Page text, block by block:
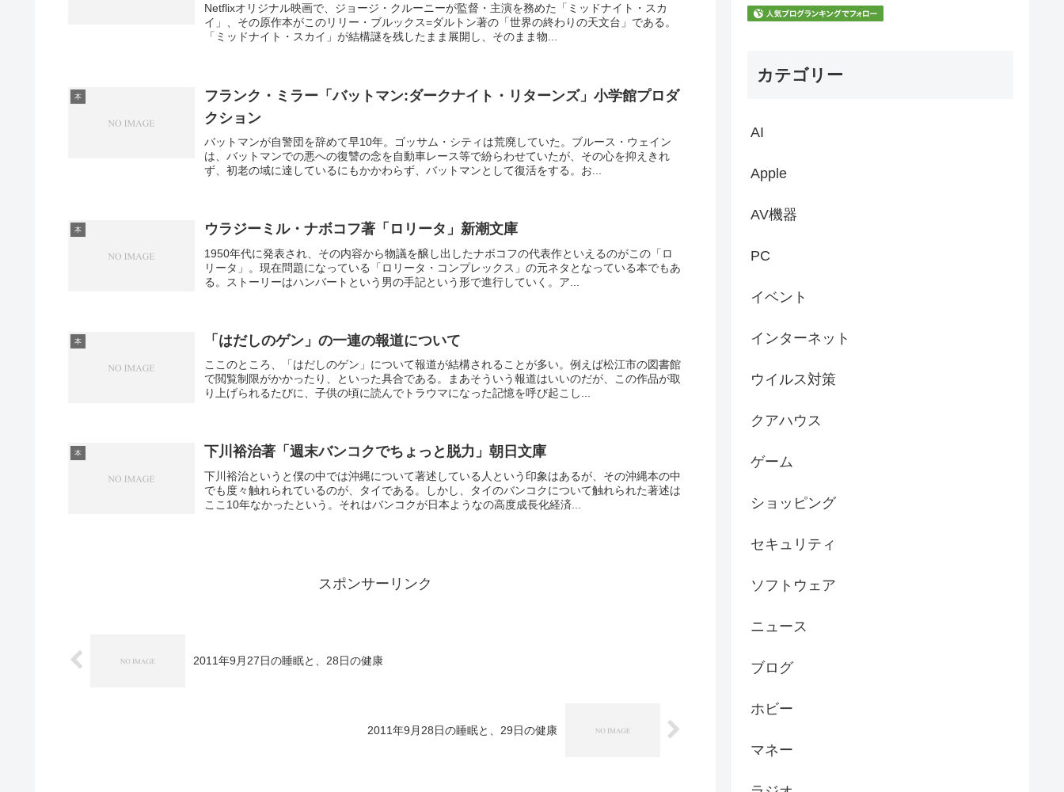
Netflixオリジナル映画で、ジョージ・クルーニーが監督・主演を務めた「ミッドナイト・スカ
イ」、その原作本がこのリリー・ブルックス=ダルトン著の「世界の終わりの天文台」である。
「ミッドナイト・スカイ」が結構謎を残したまま展開し、そのまま物...
本
フランク・ミラー「バットマン:ダークナイト・リターンズ」小学館プロダ
クション
バットマンが自警団を辞めて早10年。ゴッサム・シティは荒廃していた。ブルース・ウェイン
は、バットマンでの悪への復讐の念を自動車レース等で紛らわせていたが、その心を抑えきれ
ず、初老の域に達しているにもかかわらず、バットマンとして復活をする。お...
本 ウラジーミル・ナボコフ著「ロリータ」新潮文庫
1950年代に発表され、その内容から物議を醸し出したナボコフの代表作といえるのがこの「ロ
リータ」。現在問題になっている「ロリータ・コンプレックス」の元ネタとなっている本でもあ
る。ストーリーはハンバートという男の手記という形で進行していく。ア...
本 「はだしのゲン」の一連の報道について
ここのところ、「はだしのゲン」について報道が結構されることが多い。例えば松江市の図書館
で閲覧制限がかかったり、といった具合である。まあそういう報道はいいのだが、この作品が取
り上げられるたびに、子供の頃に読んでトラウマになった記憶を呼び起こし...
本 下川裕治著「週末バンコクでちょっと脱力」朝日文庫
下川裕治というと僕の中では沖縄について著述している人という印象はあるが、その沖縄本の中
でも度々触れられているのが、タイである。しかし、タイのバンコクについて触れられた著述は
ここ10年なかったという。それはバンコクが日本ようなの高度成長化経済...
スポンサーリンク
2011年9月27日の睡眠と、28日の健康
2011年9月28日の睡眠と、29日の健康
カテゴリー
AI
Apple
AV機器
PC
イベント
インターネット
ウイルス対策
クアハウス
ゲーム
ショッピング
セキュリティ
ソフトウェア
ニュース
ブログ
ホビー
マネー